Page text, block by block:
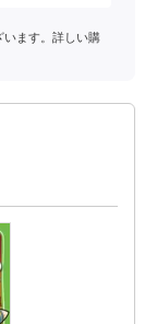
ます。詳しい購